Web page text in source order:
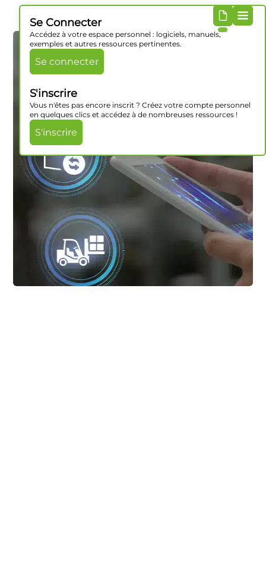
Se Connecter
Accédez à votre espace personnel : logiciels, manuels,
exemples et autres ressources pertinentes.
Se connecter
S'inscrire
Vous n'êtes pas encore inscrit ? Créez votre compte personnel
en quelques clics et accédez à de nombreuses ressources !
S'inscrire